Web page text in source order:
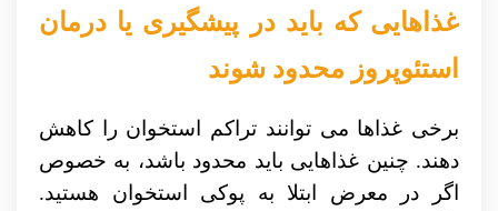
غذاهایی که باید در پیشگیری یا درمان
استئوپروز محدود شوند
برخی غذاها می توانند تراکم استخوان را کاهش
دهند. چنین غذاهایی باید محدود باشد، به خصوص
اگر در معرض ابتلا به پوکی استخوان هستید.